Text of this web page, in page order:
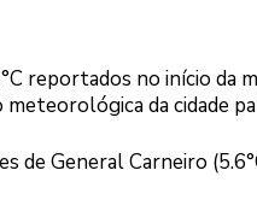
reportados no início da
da cidade
de General Carneiro